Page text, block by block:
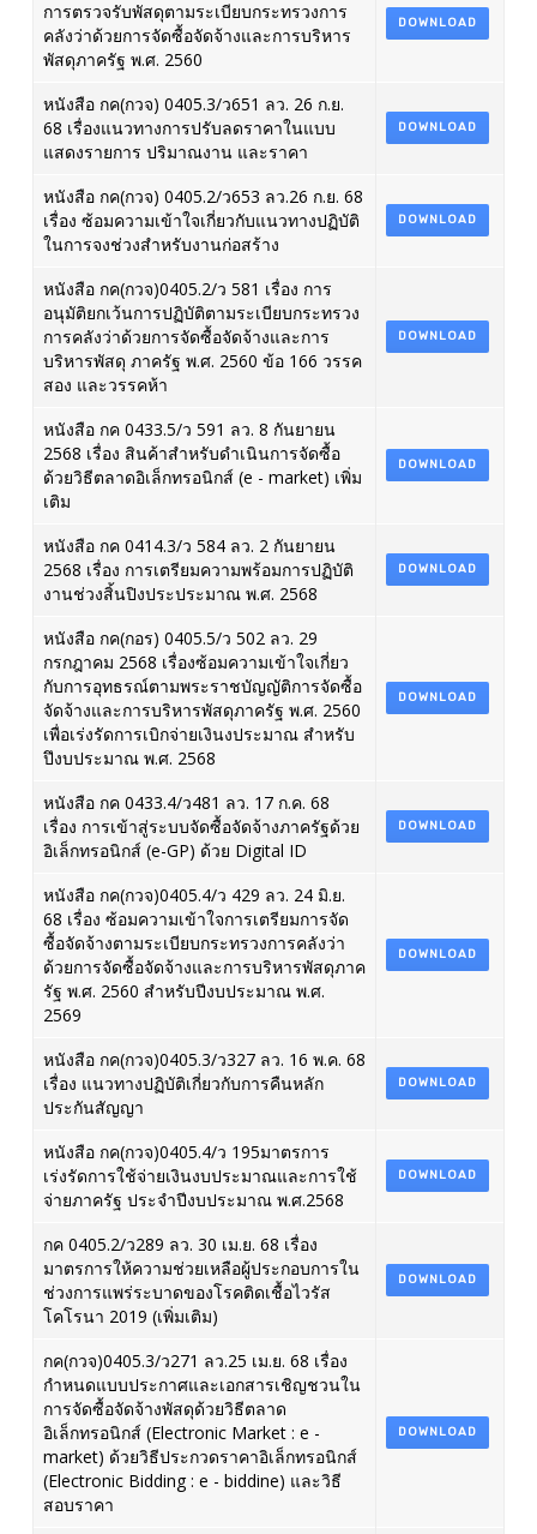
การตรวจรับพัสดุตามระเบียบกระทรวงการ
คลังว่าด้วยการจัดซื้อจัดจ้างและการบริหาร
พัสดุภาครัฐ พ.ศ. 2560
DOWNLOAD
หนังสือ กค(กวจ) 0405.3/ว651 ลว. 26 ก.ย.
68 เรื่องแนวทางการปรับลดราคาในแบบ
แสดงรายการ ปริมาณงาน และราคา
DOWNLOAD
หนังสือ กค(กวจ) 0405.2/ว653 ลว.26 ก.ย. 68
เรื่อง ซ้อมความเข้าใจเกี่ยวกับแนวทางปฏิบัติ
ในการจงช่วงสำหรับงานก่อสร้าง
DOWNLOAD
หนังสือ กค(กวจ)0405.2/ว 581 เรื่อง การ
อนุมัติยกเว้นการปฏิบัติตามระเบียบกระทรวง
การคลังว่าด้วยการจัดซื้อจัดจ้างและการ
บริหารพัสดุ ภาครัฐ พ.ศ. 2560 ข้อ 166 วรรค
สอง และวรรคห้า
DOWNLOAD
หนังสือ กค 0433.5/ว 591 ลว. 8 กันยายน
2568 เรื่อง สินค้าสำหรับดำเนินการจัดซื้อ
ด้วยวิธีตลาดอิเล็กทรอนิกส์ (e - market) เพิ่ม
เติม
DOWNLOAD
หนังสือ กค 0414.3/ว 584 ลว. 2 กันยายน
2568 เรื่อง การเตรียมความพร้อมการปฏิบัติ
งานช่วงสิ้นปิงประประมาณ พ.ศ. 2568
DOWNLOAD
หนังสือ กค(กอร) 0405.5/ว 502 ลว. 29
กรกฎาคม 2568 เรื่องซ้อมความเข้าใจเกี่ยว
กับการอุทธรณ์ตามพระราชบัญญัติการจัดซื้อ
จัดจ้างและการบริหารพัสดุภาครัฐ พ.ศ. 2560
เพื่อเร่งรัดการเบิกจ่ายเงินงประมาณ สำหรับ
ปึงบประมาณ พ.ศ. 2568
DOWNLOAD
หนังสือ กค 0433.4/ว481 ลว. 17 ก.ค. 68
เรื่อง การเข้าสู่ระบบจัดซื้อจัดจ้างภาครัฐด้วย
อิเล็กทรอนิกส์ (e-GP) ด้วย Digital ID
DOWNLOAD
หนังสือ กค(กวจ)0405.4/ว 429 ลว. 24 มิ.ย.
68 เรื่อง ซ้อมความเข้าใจการเตรียมการจัด
ซื้อจัดจ้างตามระเบียบกระทรวงการคลังว่า
ด้วยการจัดซื้อจัดจ้างและการบริหารพัสดุภาค
รัฐ พ.ศ. 2560 สำหรับปีงบประมาณ พ.ศ.
2569
DOWNLOAD
หนังสือ กค(กวจ)0405.3/ว327 ลว. 16 พ.ค. 68
เรื่อง แนวทางปฏิบัติเกี่ยวกับการคืนหลัก
ประกันสัญญา
DOWNLOAD
หนังสือ กค(กวจ)0405.4/ว 195มาตรการ
เร่งรัดการใช้จ่ายเงินงบประมาณและการใช้
จ่ายภาครัฐ ประจำปีงบประมาณ พ.ศ.2568
DOWNLOAD
กค 0405.2/ว289 ลว. 30 เม.ย. 68 เรื่อง
มาตรการให้ความช่วยเหลือผู้ประกอบการใน
ช่วงการแพร่ระบาดของโรคติดเชื้อไวรัส
โคโรนา 2019 (เพิ่มเติม)
DOWNLOAD
กค(กวจ)0405.3/ว271 ลว.25 เม.ย. 68 เรื่อง
กำหนดแบบประกาศและเอกสารเชิญชวนใน
การจัดซื้อจัดจ้างพัสดุด้วยวิธีตลาด
อิเล็กทรอนิกส์ (Electronic Market : e -
market) ด้วยวิธีประกวดราคาอิเล็กทรอนิกส์
(Electronic Bidding : e - biddine) และวิธี
สอบราคา
DOWNLOAD